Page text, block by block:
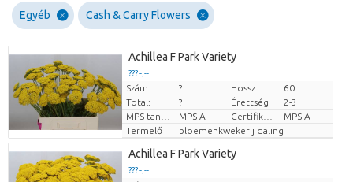
Egyéb Cash & Carry Flowers
Achillea F Park Variety
??? -,--
Darabb ár
Szám ? Hossz
60
Total:
? Érettség
2-3
MPS A
MPS A
Termelő
bloemenkwekerij daling
Achillea F Park Variety
??? -,--